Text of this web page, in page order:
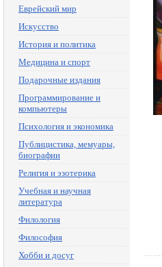
Еврейский мир
Искусство
История и политика
Медицина и спорт
Подарочные издания
Программирование и
компьютеры
Психология и экономика
Публицистика, мемуары,
биографии
Религия и эзотерика
Учебная и научная
литература
Филология
Философия
Хобби и досуг